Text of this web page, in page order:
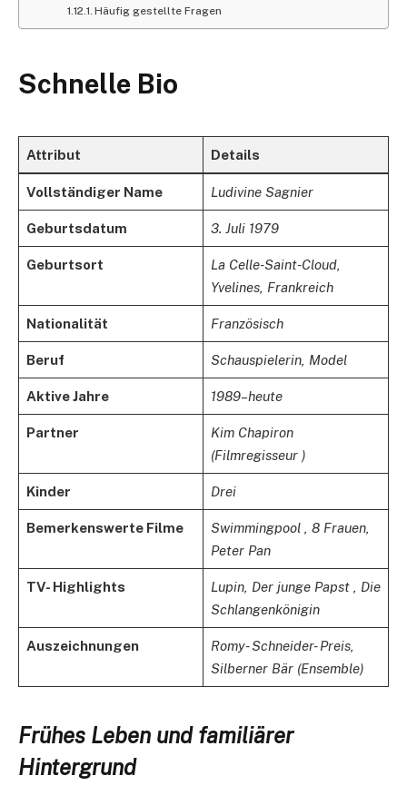
Häufig gestellte Fragen
Schnelle Bio
Attribut Details
Vollständiger Name Ludivine Sagnier
Geburtsdatum​​ 3. Juli 1979
Geburtsort​​
La Celle-Saint-Cloud,
Yvelines, Frankreich
Nationalität Französisch
Beruf Schauspielerin, Model
Aktive Jahre 1989–heute
Partner
Kim Chapiron
(Filmregisseur )
Kinder Drei
Bemerkenswerte Filme
Swimmingpool , 8 Frauen,
Peter Pan
TV- Highlights
Lupin, Der junge Papst , Die
Schlangenkönigin
Auszeichnungen
Romy- Schneider- Preis,
Silberner Bär (Ensemble)
Frühes Leben und familiärer
Hintergrund